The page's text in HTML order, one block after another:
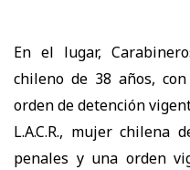
En el lugar,
chileno de 38 años,
orden de detención
L.A.C.R., mujer chilena
penales y una orden